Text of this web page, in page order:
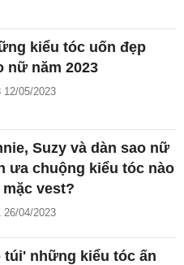
kiểu tóc uốn đẹp
nữ năm 2023
12/05/2023
Suzy và dàn sao nữ
ưa chuộng kiểu tóc nào
mặc vest?
26/04/2023
túi' những kiểu tóc ấn